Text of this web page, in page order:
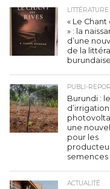
LITTÉRATURE
« Le Chant
» : la
d’une
de la
burundaise
PUBLI-
Burundi :
une
pour les
semences
ACTUALITÉ